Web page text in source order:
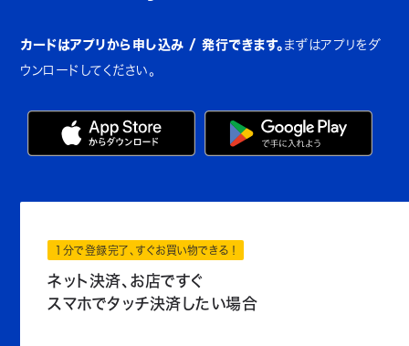
カードはアプリから申し込み / 発行できます。 まずはアプリをダ
ウンロードしてください。
1分で登録完了、すぐお買い物できる！
ネット決済、お店ですぐ
スマホでタッチ決済したい場合